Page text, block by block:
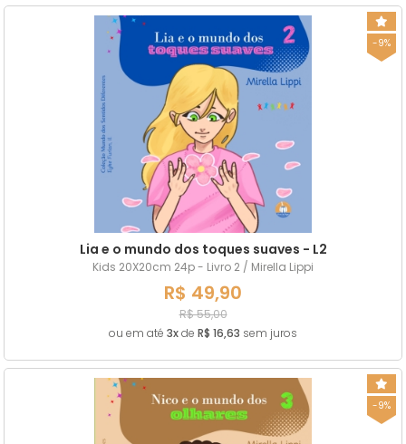
-9%
Lia e o mundo dos toques suaves - L2
Kids 20X20cm 24p - Livro 2 / Mirella Lippi
R$ 49,90
R$ 55,00
ou em até 3xde R$ 16,63 sem juros
-9%